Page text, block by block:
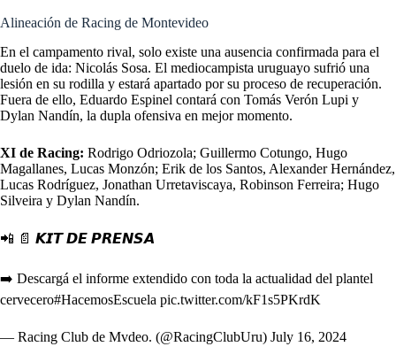
Alineación de Racing de Montevideo
En el campamento rival, solo existe una ausencia confirmada para el
duelo de ida: Nicolás Sosa. El mediocampista uruguayo sufrió una
lesión en su rodilla y estará apartado por su proceso de recuperación.
Fuera de ello, Eduardo Espinel contará con Tomás Verón Lupi y
Dylan Nandín, la dupla ofensiva en mejor momento.
XI de Racing: Rodrigo Odriozola; Guillermo Cotungo, Hugo
Magallanes, Lucas Monzón; Erik de los Santos, Alexander Hernández,
Lucas Rodríguez, Jonathan Urretaviscaya, Robinson Ferreira; Hugo
Silveira y Dylan Nandín.
📲 📄 𝙆𝙄𝙏 𝘿𝙀 𝙋𝙍𝙀𝙉𝙎𝘼
➡️ Descargá el informe extendido con toda la actualidad del plantel
cervecero#HacemosEscuela pic.twitter.com/kF1s5PKrdK
— Racing Club de Mvdeo. (@RacingClubUru) July 16, 2024